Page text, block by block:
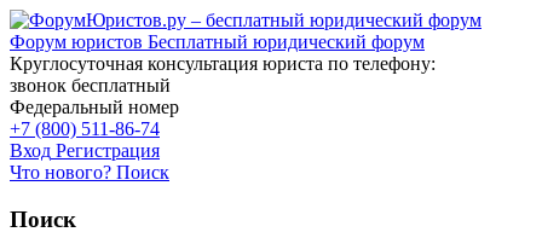
Форум юристов Бесплатный юридический форум
Круглосуточная консультация юриста по телефону:
звонок бесплатный
Федеральный номер
+7 (800) 511-86-74
Вход Регистрация
Что нового? Поиск
Поиск